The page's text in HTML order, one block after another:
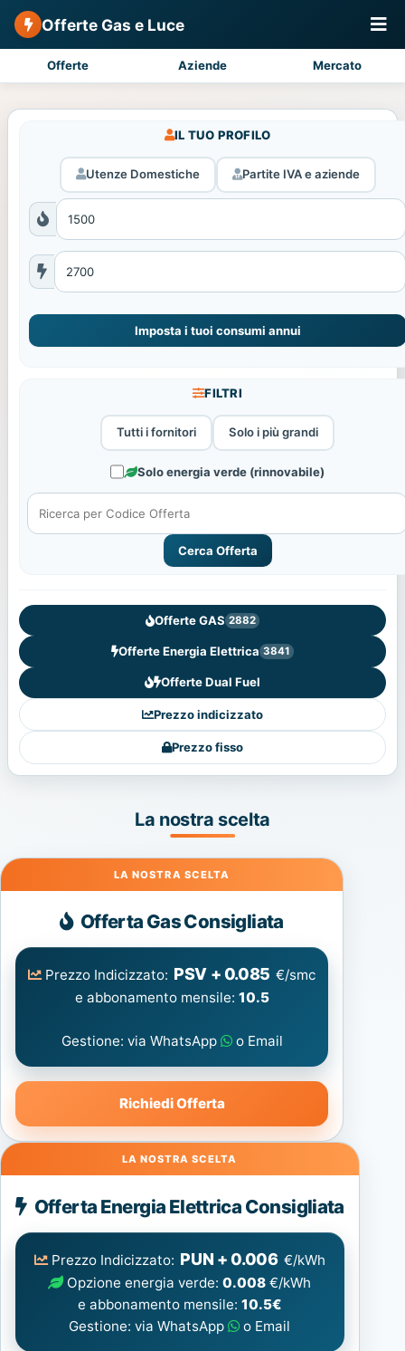
Offerte Gas e Luce
Offerte Aziende Mercato
IL TUO PROFILO
Utenze Domestiche Partite IVA e aziende
Imposta i tuoi consumi annui
FILTRI
Tutti i fornitori Solo i più grandi
Solo energia verde (rinnovabile)
Cerca Offerta
Offerte GAS 2882
Offerte Energia Elettrica 3841
Offerte Dual Fuel
Prezzo indicizzato
Prezzo fisso
La nostra scelta
Gas
Offerta Gas Consigliata
Prezzo Indicizzato: PSV + 0.085 €/smc
e abbonamento mensile: 10.5
Gestione: via WhatsApp o Email
Richiedi Offerta
Energia
Elettrica
consigliata
Offerta Energia Elettrica Consigliata
Prezzo Indicizzato: PUN + 0.006 €/kWh
Opzione energia verde:0.008 €/kWh
e abbonamento mensile: 10.5€
Gestione: via WhatsApp
o Email